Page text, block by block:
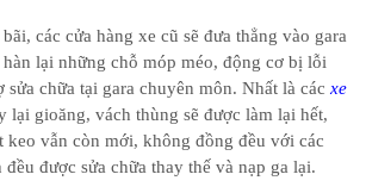
các cửa hàng xe cũ sẽ đưa thẳng vào gara
lại những chỗ móp méo, động cơ bị lỗi
chữa tại gara chuyên môn. Nhất là các xe
lại gioăng, vách thùng sẽ được làm lại hết,
keo vẫn còn mới, không đồng đều với các
được sửa chữa thay thế và nạp ga lại.